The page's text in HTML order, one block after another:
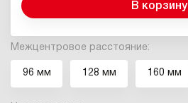
Межцентровое расстояние:
96 мм 128 мм 160 мм
В корзину